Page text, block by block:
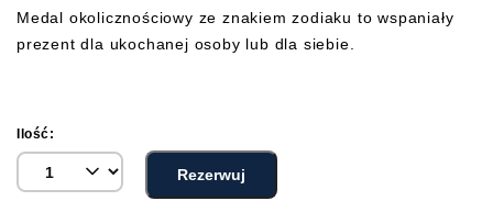
Medal okolicznościowy ze znakiem zodiaku to wspaniały
prezent dla ukochanej osoby lub dla siebie.
Ilość:
Rezerwuj